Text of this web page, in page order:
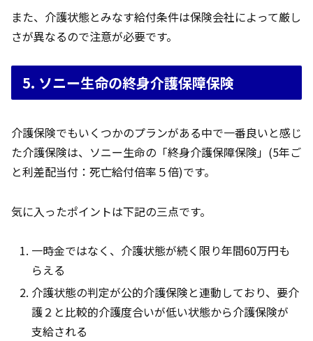
また、介護状態とみなす給付条件は保険会社によって厳し
さが異なるので注意が必要です。
5. ソニー生命の終身介護保障保険
介護保険でもいくつかのプランがある中で一番良いと感じ
た介護保険は、ソニー生命の「終身介護保障保険」(5年ご
と利差配当付：死亡給付倍率５倍)です。
気に入ったポイントは下記の三点です。
一時金ではなく、介護状態が続く限り年間60万円も
らえる
介護状態の判定が公的介護保険と連動しており、要介
護２と比較的介護度合いが低い状態から介護保険が
支給される